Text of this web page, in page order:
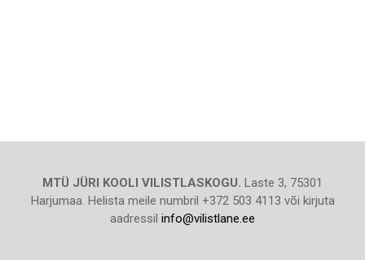
MTÜ JÜRI KOOLI VILISTLASKOGU. Laste 3, 75301
Harjumaa. Helista meile numbril +372 503 4113 või kirjuta
aadressil info@vilistlane.ee